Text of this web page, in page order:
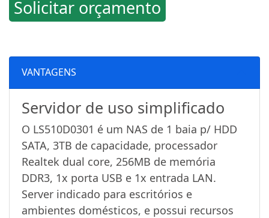
Solicitar orçamento
VANTAGENS
Servidor de uso simplificado
O LS510D0301 é um NAS de 1 baia p/ HDD
SATA, 3TB de capacidade, processador
Realtek dual core, 256MB de memória
DDR3, 1x porta USB e 1x entrada LAN.
Server indicado para escritórios e
ambientes domésticos, e possui recursos